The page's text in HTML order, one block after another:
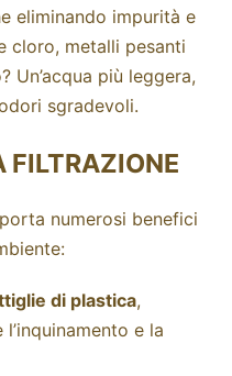
eliminando impurità e
cloro, metalli pesanti
Un’acqua più leggera,
sgradevoli.
FILTRAZIONE
numerosi benefici
di plastica,
e la